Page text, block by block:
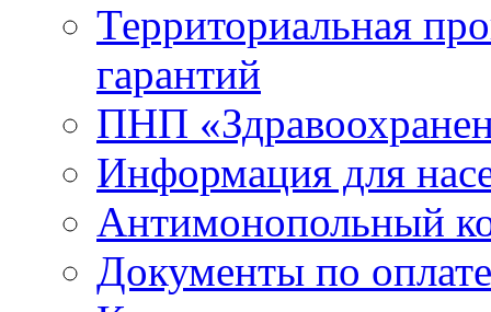
Территориальная
гарантий
ПНП
Информация для
Антимонопольный
Документы по